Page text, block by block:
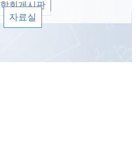
학회게시판
자료실